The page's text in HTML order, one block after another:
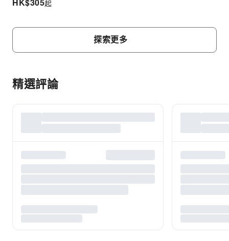
HK$305起
探索更多
精選評論